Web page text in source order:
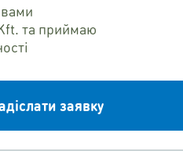
та приймаю
заявку